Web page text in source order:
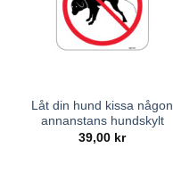
Låt din hund kissa någon
annanstans hundskylt
39,00 kr